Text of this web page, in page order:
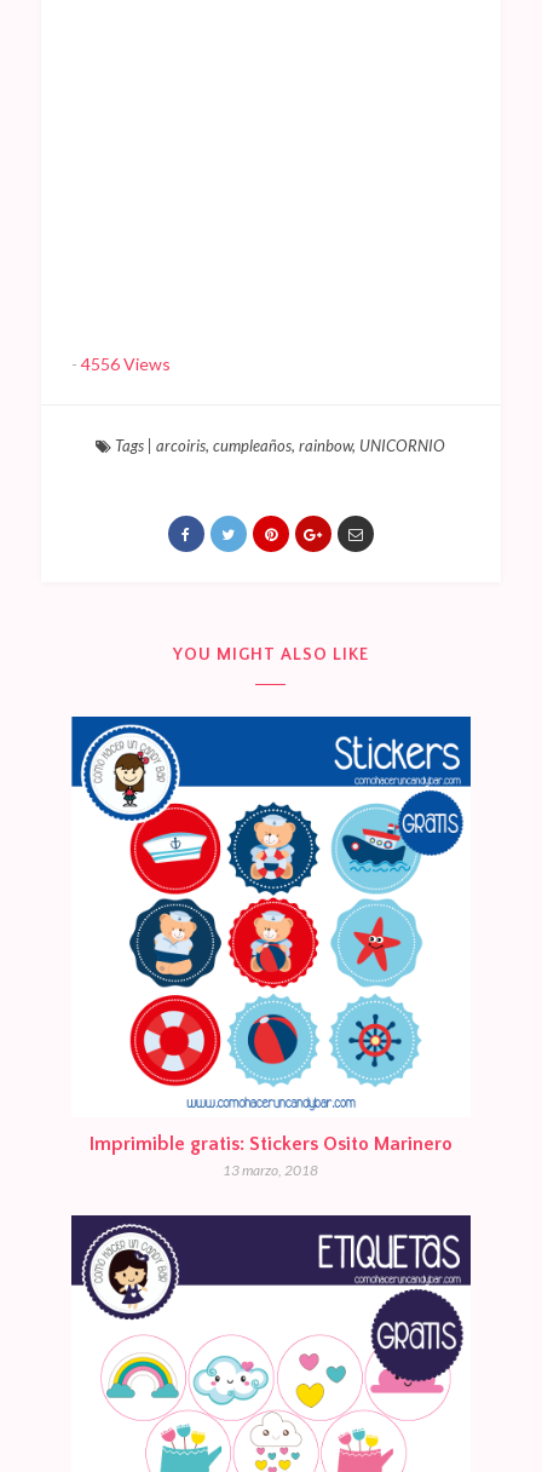
- 4556 Views
Tags |arcoiris,cumpleaños,rainbow, UNICORNIO
YOU MIGHT ALSO LIKE
Imprimible gratis: Stickers Osito Marinero
13 marzo, 2018